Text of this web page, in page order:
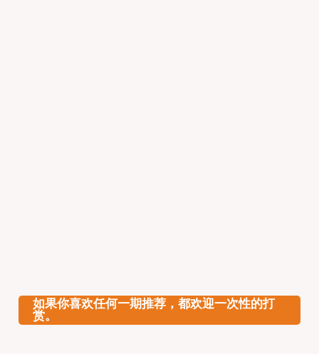
如果你喜欢任何一期推荐，都欢迎一次性的打
赏。